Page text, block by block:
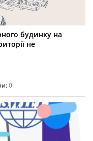
будинку на
не
0